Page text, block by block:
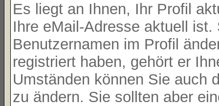
Es liegt an Ihnen, Ihr Profil
Ihre eMail-Adresse aktuell
Benutzernamen im Profil
registriert haben, gehört er
Umständen können Sie auch
zu ändern. Sie sollten aber